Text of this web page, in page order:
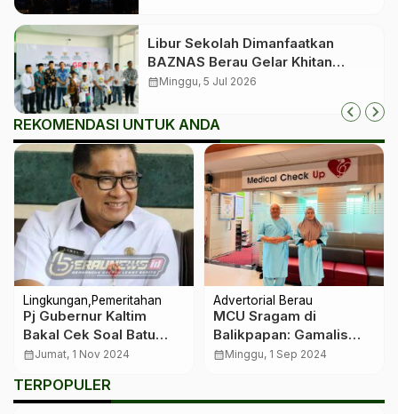
Libur Sekolah Dimanfaatkan
BAZNAS Berau Gelar Khitan
Massal bagi 350 Anak
calendar_monthMinggu, 5 Jul 2026
REKOMENDASI UNTUK ANDA
Lingkungan Pemeritahan
Pj Gubernur Kaltim
Bakal Cek Soal Batu
Bara Tumpah ke
calendar_monthJumat, 1 Nov 2024
Advertorial Berau
MCU Sragam di
Balikpapan: Gamalis
Puji Pelayanan Rumah
calendar_monthMinggu, 1 Sep 2024
TERPOPULER